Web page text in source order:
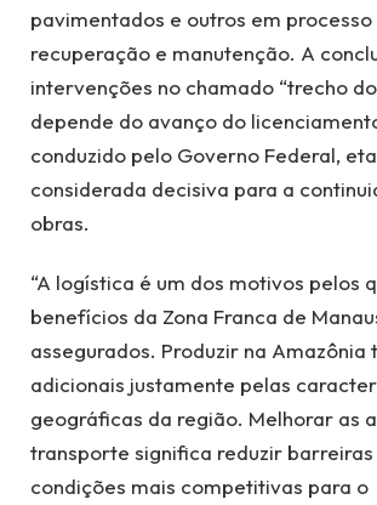
pavimentados e outros em processo
recuperação e manutenção. A
intervenções no chamado “trecho
depende do avanço do
conduzido pelo Governo Federal,
considerada decisiva para a
obras.
“A logística é um dos motivos pelos
benefícios da Zona Franca de
assegurados. Produzir na Amazônia
adicionais justamente pelas
geográficas da região. Melhorar as
transporte significa reduzir
condições mais competitivas para o